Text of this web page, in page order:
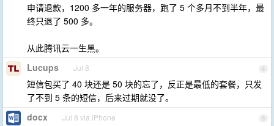
申请退款，1200 多一年的服务器，跑了 5 个多月不到半年，最
终只退了 500 多。
从此腾讯云一生黑。
8
Lucups Jul 8
短信包买了 40 块还是 50 块的忘了，反正是最低的套餐，只发
了不到 5 条的短信，后来过期就没了。
9
docx Jul 8 via iPhone